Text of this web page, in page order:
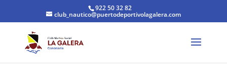
922 50 32 82
club_nautico@puertodeportivolagalera.com